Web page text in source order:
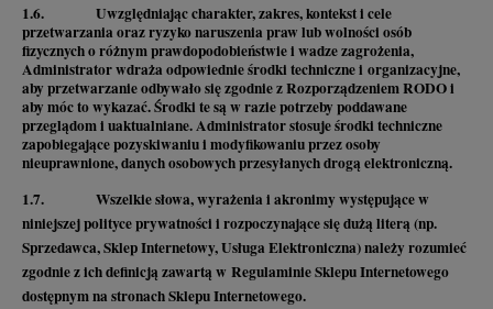
1.6. Uwzględniając charakter, zakres, kontekst i cele
przetwarzania oraz ryzyko naruszenia praw lub wolności osób
fizycznych o różnym prawdopodobieństwie i wadze zagrożenia,
Administrator wdraża odpowiednie środki techniczne i organizacyjne,
aby przetwarzanie odbywało się zgodnie z Rozporządzeniem RODO i
aby móc to wykazać. Środki te są w razie potrzeby poddawane
przeglądom i uaktualniane. Administrator stosuje środki techniczne
zapobiegające pozyskiwaniu i modyfikowaniu przez osoby
nieuprawnione, danych osobowych przesyłanych drogą elektroniczną.
1.7. Wszelkie słowa, wyrażenia i akronimy występujące w
niniejszej polityce prywatności i rozpoczynające się dużą literą (np.
Sprzedawca, Sklep Internetowy, Usługa Elektroniczna) należy rozumieć
zgodnie z ich definicją zawartą w Regulaminie Sklepu Internetowego
dostępnym na stronach Sklepu Internetowego.